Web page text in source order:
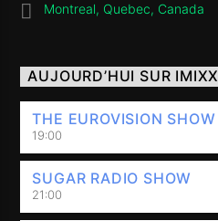
Montreal, Quebec, Canada
AUJOURD’HUI SUR IMIXX
THE EUROVISION SHOW
19:00
SUGAR RADIO SHOW
21:00